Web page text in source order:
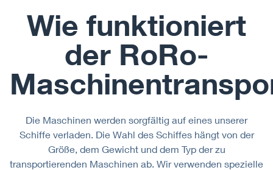
Wie funktioniert
der RoRo-
Die Maschinen werden sorgfältig auf eines unserer
Schiffe verladen. Die Wahl des Schiffes hängt von der
Größe, dem Gewicht und dem Typ der zu
transportierenden Maschinen ab. Wir verwenden spezielle